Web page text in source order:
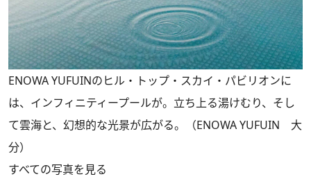
ENOWA YUFUINのヒル・トップ・スカイ・パビリオンに
は、インフィニティープールが。立ち上る湯けむり、そし
て雲海と、幻想的な光景が広がる。（ENOWA YUFUIN 大
分）
すべての写真を見る